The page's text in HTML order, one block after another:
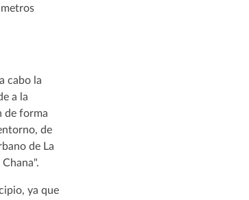
cabo la
a la
de forma
de
de La
ya que